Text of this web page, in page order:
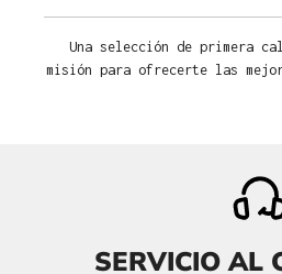
Una selección de primera
misión para ofrecerte las
SERVICIO AL